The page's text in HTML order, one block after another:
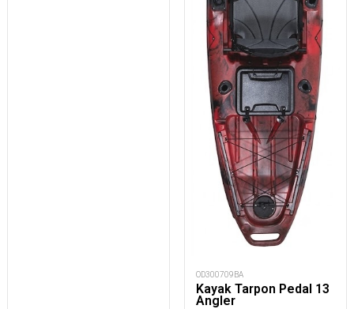
OD300709BA
Kayak Tarpon Pedal 13
Angler